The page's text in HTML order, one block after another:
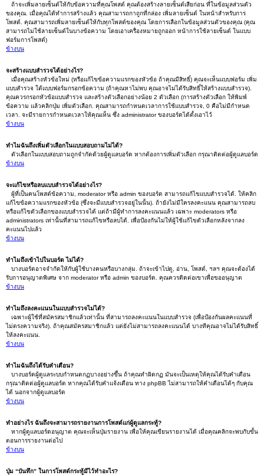
ถ้าจะเพิ่มลายเซ็นต์ให้กับข้อความที่คุณโพสต์ คุณต้องสร้างลายเซ็นต์เสียก่อน ที่ในข้อมูลส่วนตัว
ของคุณ. เมื่อคุณได้ทำการสร้างแล้ว คุณสามารถกาถูกที่กล่อง เพิ่มลายเซ็นต์ ในหน้าสำหรับการ
โพสต์. คุณสามารถเพิ่มลายเซ็นต์ให้กับทุกโพสต์ของคุณ โดยการเลือกในข้อมูลส่วนตัวของคุณ (คุณ
สามารถไม่ใช้ลายเซ็นต์ในบางข้อความ โดยเอาเครื่องหมายถูกออก หน้าการใช้ลายเซ็นต์ ในแบบ
ฟอร์มการโพสต์)
ข้างบน
จะสร้างแบบสำรวจได้อย่างไร?
เมื่อคุณสร้างหัวข้อใหม่ (หรือแก้ไขข้อความแรกของหัวข้อ ถ้าคุณมีสิทธิ์) คุณจะเห็นแบบฟอร์ม เพิ่ม
แบบสำรวจ ใต้แบบฟอร์มกรอกข้อความ (ถ้าคุณหาไม่พบ คุณอาจไม่ได้รับสิทธิ์ให้สร้างแบบสำรวจ).
คุณควรกรอกหัวข้อแบบสำรวจ และสร้างตัวเลือกอย่างน้อย 2 ตัวเลือก (การสร้างตัวเลือก ให้พิมพ์
ข้อความ แล้วคลิกปุ่ม เพิ่มตัวเลือก. คุณสามารถกำหนดเวลาการใช้แบบสำรวจ, 0 คือไม่มีกำหนด
เวลา. จะมีรายการกำหนดเวลาให้คุณเห็น ซึ่ง administrator ของบอร์ดได้ตั้งเอาไว้
ข้างบน
ทำไมฉันถึงเพิ่มตัวเลือกในแบบสอบถามไม่ได้?
ตัวเลือกในแบบสอบถามถูกจำกัดด้วยผู้ดูแลบอร์ด หากต้องการเพิ่มตัวเลือก กรุณาติดต่อผู้ดูแลบอร์ด
ข้างบน
จะแก้ไขหรือลบแบบสำรวจได้อย่างไร?
ผู้ที่เป็นคนโพสต์ข้อความ, moderator หรือ admin ของบอร์ด สามารถแก้ไขแบบสำรวจได้. ให้คลิก
แก้ไขข้อความแรกของหัวข้อ (ซึ่งจะมีแบบสำรวจอยู่ในนั้น). ถ้ายังไม่มีใครลงคะแนน คุณสามารถลบ
หรือแก้ไขตัวเลือกของแบบสำรวจได้ แต่ถ้ามีผู้ทำการลงคะแนนแล้ว เฉพาะ moderators หรือ
administrators เท่านั้นที่สามารถแก้ไขหรือลบได้. เพื่อป้องกันไม่ให้ผู้ใช้แก้ไขตัวเลือกหลังจากลง
คะแนนไปแล้ว
ข้างบน
ทำไมถึงเข้าไปในบอร์ด ไม่ได้?
บางบอร์ดอาจจำกัดให้กับผู้ใช้บางคนหรือบางกลุ่ม. ถ้าจะเข้าไปดู, อ่าน, โพสต์, ฯลฯ คุณจะต้องได้
รับการอนุญาตพิเศษ จาก moderator หรือ admin ของบอร์ด. คุณควรติดต่อเขาเพื่อขออนุญาต
ข้างบน
ทำไมถึงลงคะแนนในแบบสำรวจไม่ได้?
เฉพาะผู้ใช้ที่สมัครสมาชิกแล้วเท่านั้น ที่สามารถลงคะแนนในแบบสำรวจ (เพื่อป้องกันผลคะแนนที่
ไม่ตรงความจริง). ถ้าคุณสมัครสมาชิกแล้ว แต่ยังไม่สามารถลงคะแนนได้ บางทีคุณอาจไม่ได้รับสิทธิ์
ให้ลงคะแนน.
ข้างบน
ทำไมฉันถึงได้รับคำเตือน?
บางบอร์ดผู้ดูแลระบบกำหนดกฏบางอย่างขึ้น ถ้าคุณทำผิดกฏ มันจะเป็นเหตุให้คุณได้รับคำเตือน
กรุณาติดต่อผู้ดูแลบอร์ด หากคุณได้รับคำแจ้งเตือน ทาง phpBB ไม่สามารถให้คำเตือนได้ๆ กับคุณ
ได้ นอกจากผู้ดูแลบอร์ด
ข้างบน
ทำอย่างไร ฉันถึงจะสามารถรายงานการโพสต์แก่ผู้ดูแลกระทู้?
หากผู้ดูแลบอร์ดอนุญาต คุณจะเห็นปุ่มรายงาน เพื่อให้คุณเขียนรายงานได้ เมื่อคุณคลิกจะพบกับขั้น
ตอนการรายงานต่อไป
ข้างบน
ปุ่ม “บันทึก” ในการโพสต์กระทู้มีไว้ทำอะไร?